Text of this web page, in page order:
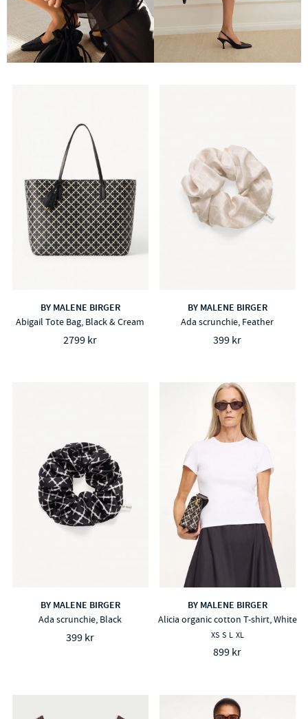
BY MALENE BIRGER
Abigail Tote Bag, Black & Cream
2799 kr
BY MALENE BIRGER
Ada scrunchie, Feather
399 kr
BY MALENE BIRGER
Ada scrunchie, Black
399 kr
BY MALENE BIRGER
Alicia organic cotton T-shirt, White
XS S L XL
899 kr